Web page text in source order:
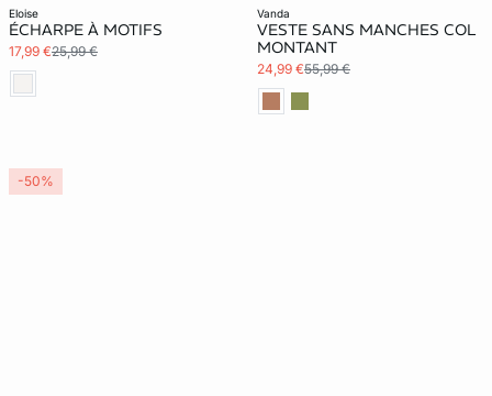
eloise
ÉCHARPE À MOTIFS
17,99 €25,99 €
vanda
VESTE SANS MANCHES COL
MONTANT
24,99 €55,99 €
-50%